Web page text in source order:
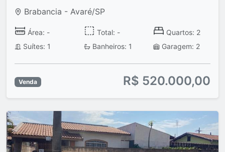
Brabancia - Avaré/SP
Área: - Total: -
Quartos: 2
Suítes: 1
Banheiros: 1 Garagem: 2
Venda R$ 520.000,00